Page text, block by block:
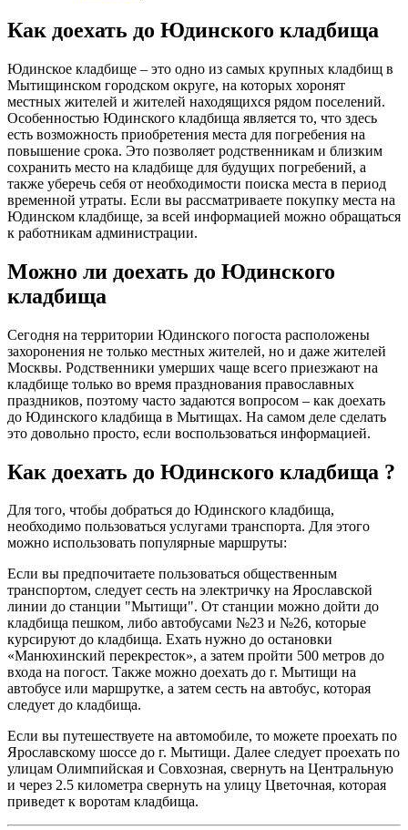
Как доехать до Юдинского кладбища
Юдинское кладбище – это одно из самых крупных кладбищ в
Мытищинском городском округе, на которых хоронят
местных жителей и жителей находящихся рядом поселений.
Особенностью Юдинского кладбища является то, что здесь
есть возможность приобретения места для погребения на
повышение срока. Это позволяет родственникам и близким
сохранить место на кладбище для будущих погребений, а
также уберечь себя от необходимости поиска места в период
временной утраты. Если вы рассматриваете покупку места на
Юдинском кладбище, за всей информацией можно обращаться
к работникам администрации.
Можно ли доехать до Юдинского
кладбища
Сегодня на территории Юдинского погоста расположены
захоронения не только местных жителей, но и даже жителей
Москвы. Родственники умерших чаще всего приезжают на
кладбище только во время празднования православных
праздников, поэтому часто задаются вопросом – как доехать
до Юдинского кладбища в Мытищах. На самом деле сделать
это довольно просто, если воспользоваться информацией.
Как доехать до Юдинского кладбища ?
Для того, чтобы добраться до Юдинского кладбища,
необходимо пользоваться услугами транспорта. Для этого
можно использовать популярные маршруты:
Если вы предпочитаете пользоваться общественным
транспортом, следует сесть на электричку на Ярославской
линии до станции "Мытищи". От станции можно дойти до
кладбища пешком, либо автобусами №23 и №26, которые
курсируют до кладбища. Ехать нужно до остановки
«Манюхинский перекресток», а затем пройти 500 метров до
входа на погост. Также можно доехать до г. Мытищи на
автобусе или маршрутке, а затем сесть на автобус, которая
следует до кладбища.
Если вы путешествуете на автомобиле, то можете проехать по
Ярославскому шоссе до г. Мытищи. Далее следует проехать по
улицам Олимпийская и Совхозная, свернуть на Центральную
и через 2.5 километра свернуть на улицу Цветочная, которая
приведет к воротам кладбища.